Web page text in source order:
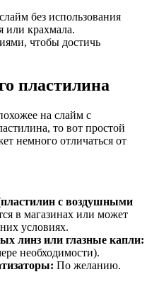
без использования
или крахмала.
чтобы достичь
пластилина
на слайм с
то вот простой
немного отличаться от
с воздушными
в магазинах или может
условиях.
линз или глазные капли:
необходимости).
По желанию.